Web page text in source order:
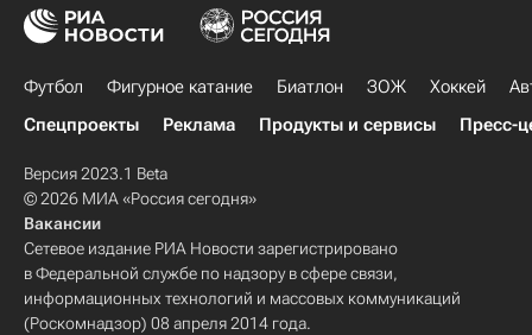
Футбол Фигурное катание Биатлон ЗОЖ Хоккей
Спецпроекты
Реклама Продукты и сервисы Пресс-
Версия 2023.1 Beta
© 2026 МИА «Россия сегодня»
Вакансии
Сетевое издание РИА Новости зарегистрировано
в Федеральной службе по надзору в сфере связи,
информационных технологий и массовых коммуникаций
(Роскомнадзор) 08 апреля 2014 года.